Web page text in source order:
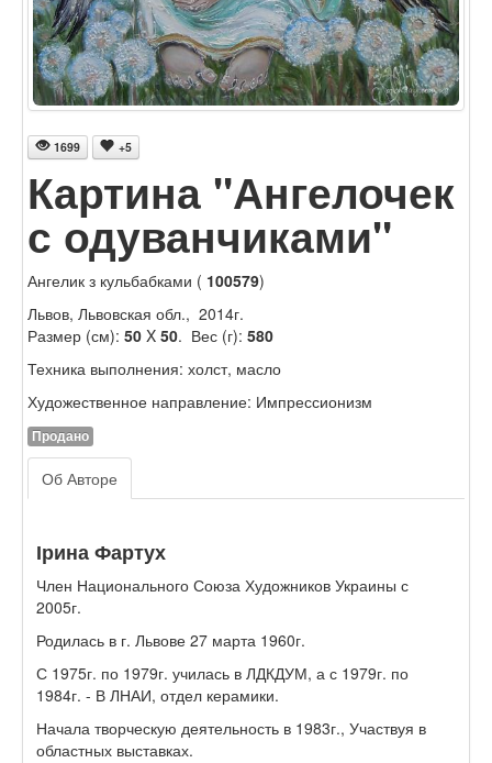
1699 +5
Картина "Ангелочек
с одуванчиками"
Ангелик з кульбабками ( 100579)
Львов, Львовская обл., 2014г.
Размер (см): 50 X 50. Вес (г): 580
Техника выполнения: холст, масло
Художественное направление: Импрессионизм
Продано
Об Авторе
Ірина Фартух
Член Национального Союза Художников Украины с
2005г.
Родилась в г. Львове 27 марта 1960г.
С 1975г. по 1979г. училась в ЛДКДУМ, а с 1979г. по
1984г. - В ЛНАИ, отдел керамики.
Начала творческую деятельность в 1983г., Участвуя в
областных выставках.